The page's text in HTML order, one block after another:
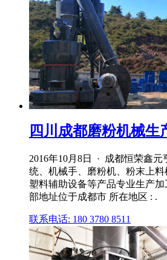
四川成都磨粉机械生
2016年10月8日 · 成都恒荣鑫元
统、机械手、磨粉机、粉末上料
塑料辅助设备等产品专业生产
部地址位于成都市 所在地区 : .
联系电话: 180 3780 8511